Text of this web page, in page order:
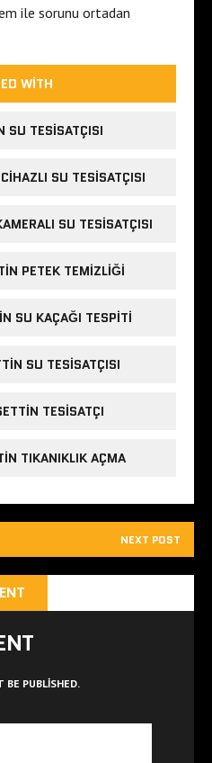
ile sorunu ortadan
WITH
SU TESISATÇISI
SU TESISATÇISI
SU TESISATÇISI
PETEK TEMIZLIĞI
SU KAÇAĞI TESPITI
SU TESISATÇISI
TESISATÇI
TIKANIKLIK AÇMA
NEXT POST
BE PUBLISHED.